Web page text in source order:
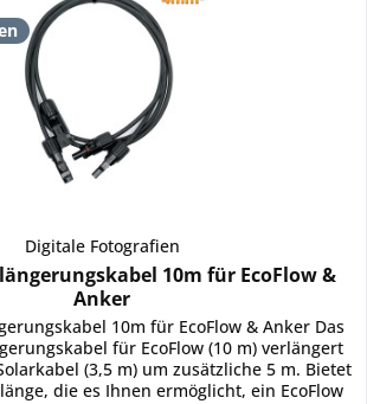
Digitale Fotografien
10m für EcoFlow &
Anker
10m für EcoFlow & Anker Das
für EcoFlow (10 m) verlängert
(3,5 m) um zusätzliche 5 m. Bietet
die es Ihnen ermöglicht, ein EcoFlow